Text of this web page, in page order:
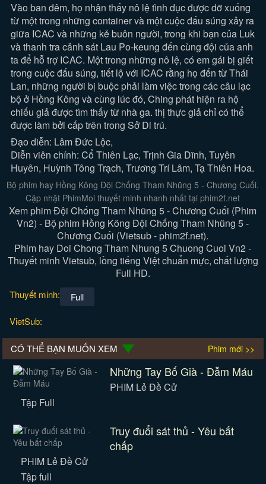
Vào ban đêm, họ nhận thấy nô lệ tình dục được dỡ xuống
từ một trong những container và một cuộc đấu súng xảy ra
giữa ICAC và những kẻ buôn người, trong khi bạn của Luk
và thanh tra cảnh sát Lau Po-keung đến cùng đội của anh
ta để hỗ trợ ICAC. Một trong những nô lệ, có em gái bị giết
trong cuộc đấu súng, tiết lộ với ICAC rằng họ đến từ Thái
Lan, những người bị buộc phải làm việc trong các câu lạc
bộ ở Hồng Kông và cùng lúc đó, Ching phát hiện ra hộ
chiếu giả được tìm thấy từ nhà ga. thị thực giả chỉ có thể
được làm bởi cấp trên trong Sở Di trú.
Đạo diễn: Lâm Đức Lộc,
Diễn viên chính: Cổ Thiên Lạc, Trịnh Gia Dĩnh, Tuyên
Huyên, Huỳnh Tông Trạch, Trương Trí Lâm, Tạ Thiên Hoa.
Bộ phim hay Hồng Kông Đội Chống Tham Nhũng 5 - Chương Cuối.
Cập nhật PhimMoi thuyết minh nhanh nhất tại phim2f.net
Xem phim Đội Chống Tham Nhũng 5 - Chương Cuối (Phim
Vn2) - Bộ phim Hồng Kông Đội Chống Tham Nhũng 5 -
Chương Cuối (Vietsub - phim2f.net).
Phim hay Doi Chong Tham Nhung 5 Chuong Cuoi Vn2 -
Thuyết minh Vietsub, lồng tiếng Việt chuẩn mực, chất lượng
Full HD.
Thuyết minh:
Full
VietSub:
CÓ THỂ BẠN MUỐN XEM Phim mới >>
Những Tay Bố Già - Đẫm Máu
PHIM Lẻ Đề Cử
Tập Full
Truy đuổi sát thủ - Yêu bất
chấp
PHIM Lẻ Đề Cử
Tập full